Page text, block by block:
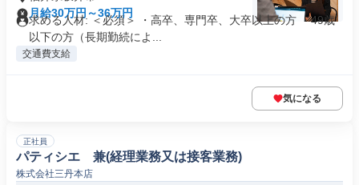
月給30万円～36万円
求める人材: ＜必須＞ ・高卒、専門卒、大卒以上の方 ・49歳
以下の方（長期勤続によ...
交通費支給
気になる
正社員
パティシエ 兼(経理業務又は接客業務)
株式会社三丹本店